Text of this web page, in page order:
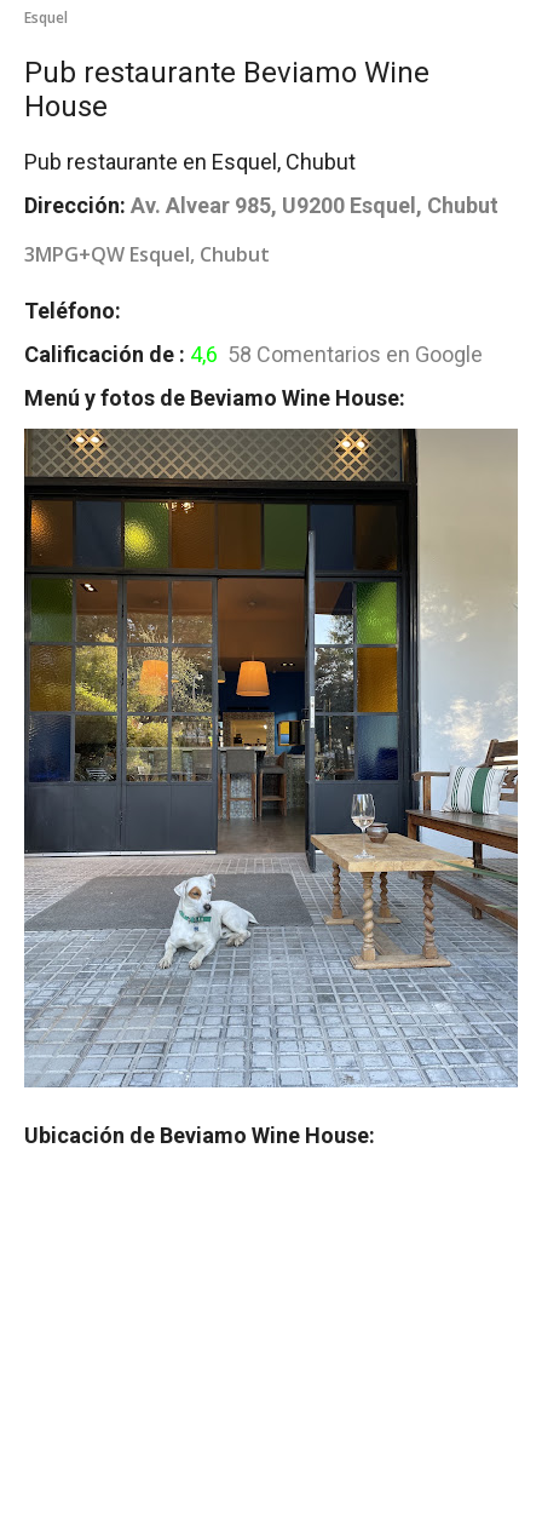
Esquel
Pub restaurante Beviamo Wine
House
Pub restaurante en Esquel, Chubut
Dirección: Av. Alvear 985, U9200 Esquel, Chubut
3MPG+QW Esquel, Chubut
Teléfono:
Calificación de : 4,6 58 Comentarios en Google
Menú y fotos de Beviamo Wine House:
Ubicación de Beviamo Wine House: